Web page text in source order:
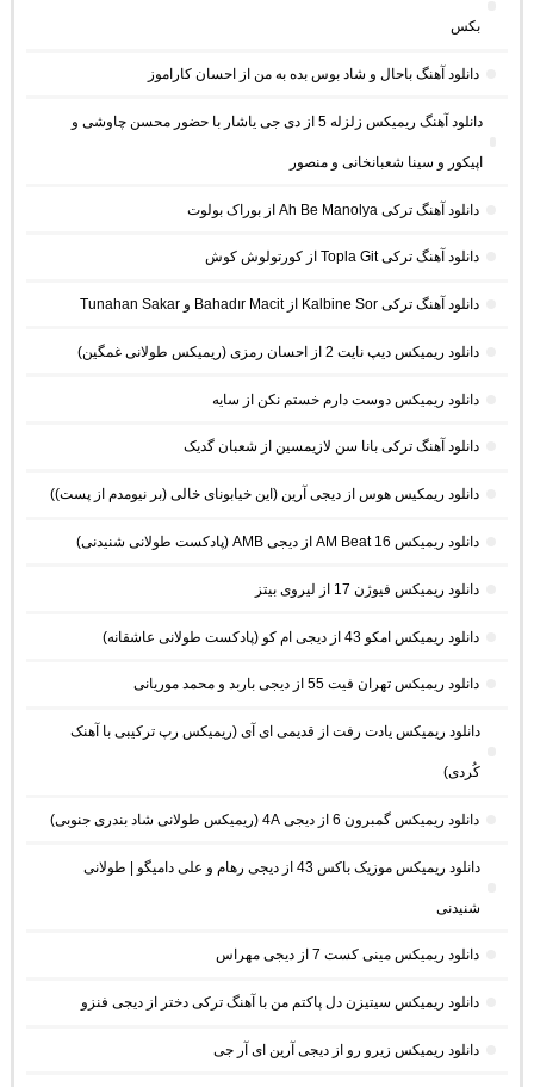
بکس
دانلود آهنگ باحال و شاد بوس بده به من از احسان کاراموز
دانلود آهنگ ریمیکس زلزله 5 از دی جی یاشار با حضور محسن چاوشی و
اپیکور و سینا شعبانخانی و منصور
دانلود آهنگ ترکی Ah Be Manolya از بوراک بولوت
دانلود آهنگ ترکی Topla Git از کورتولوش کوش
دانلود آهنگ ترکی Kalbine Sor از Bahadır Macit و Tunahan Sakar
دانلود ریمیکس دیپ نایت 2 از احسان رمزی (ریمیکس طولانی غمگین)
دانلود ریمیکس دوست دارم خستم نکن از سایه
دانلود آهنگ ترکی بانا سن لازیمسین از شعبان گدیک
دانلود ریمکیس هوس از دیجی آرین (این خیابونای خالی (بر نیومدم از پست))
دانلود ریمیکس AM Beat 16 از دیجی AMB (پادکست طولانی شنیدنی)
دانلود ریمیکس فیوژن 17 از لیروی بیتز
دانلود ریمیکس امکو 43 از دیجی ام کو (پادکست طولانی عاشقانه)
دانلود ریمیکس تهران فیت 55 از دیجی باربد و محمد موریانی
دانلود ریمیکس یادت رفت از قدیمی ای آی (ریمیکس رپ ترکیبی با آهنک
کُردی)
دانلود ریمیکس گمبرون 6 از دیجی 4A (ریمیکس طولانی شاد بندری جنوبی)
دانلود ریمیکس موزیک باکس 43 از دیجی رهام و علی دامیگو | طولانی
شنیدنی
دانلود ریمیکس مینی کست 7 از دیجی مهراس
دانلود ریمیکس سیتیزن دل پاکتم من با آهنگ ترکی دختر از دیجی فنزو
دانلود ریمیکس زیرو رو از دیجی آرین ای آر جی